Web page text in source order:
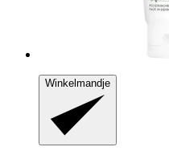
Winkelmandje